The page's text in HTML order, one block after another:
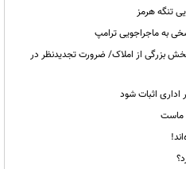
تنگه هرمز
به ماجراجویی ترامپ
بزرگی از املاک/ ضرورت تجدیدنظر در
اداری اثبات شود
ماست